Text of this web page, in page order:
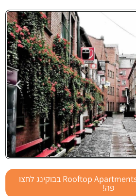
למעבר לדף המלון Rooftop Apartments בבוקינג לחצו
פה!